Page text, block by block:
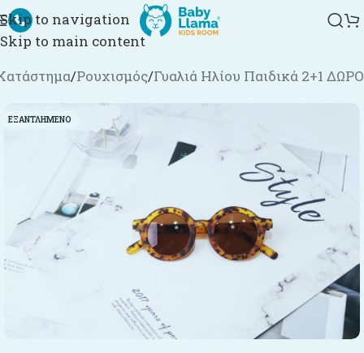
Skip to navigation
Skip to main content
/Ρουχισμός/Γυαλιά Ηλίου Παιδικά 2+1 ΔΩΡΟ
ΕΞΑΝΤΛΗΜΈΝΟ